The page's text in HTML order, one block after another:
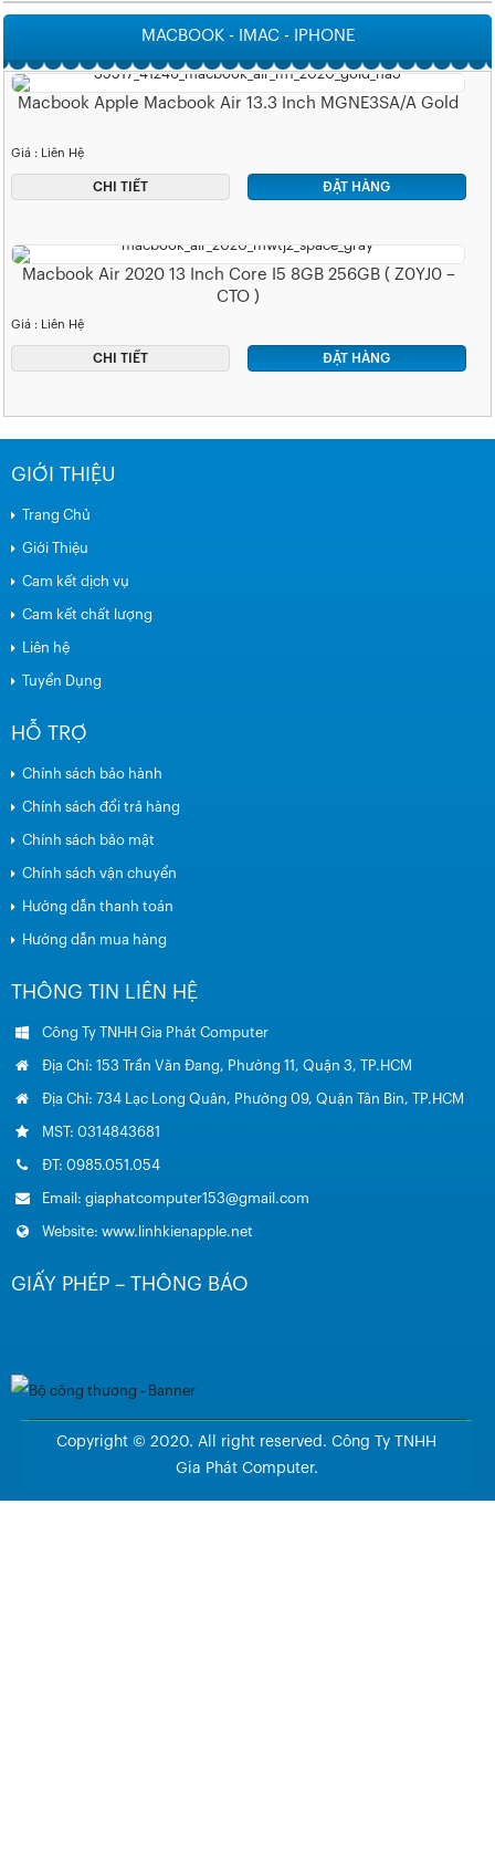
MACBOOK - IMAC - IPHONE
Macbook Apple Macbook Air 13.3 Inch MGNE3SA/A Gold
Giá : Liên Hệ
CHI TIẾT ĐẶT HÀNG
Macbook Air 2020 13 Inch Core I5 8GB 256GB ( Z0YJ0 –
CTO )
Giá : Liên Hệ
CHI TIẾT ĐẶT HÀNG
GIỚI THIỆU
Trang Chủ
Giới Thiệu
Cam kết dịch vụ
Cam kết chất lượng
Liên hệ
Tuyển Dụng
HỖ TRỢ
Chính sách bảo hành
Chính sách đổi trả hàng
Chính sách bảo mật
Chính sách vận chuyển
Hướng dẫn thanh toán
Hướng dẫn mua hàng
THÔNG TIN LIÊN HỆ
Công Ty TNHH Gia Phát Computer
Địa Chỉ: 153 Trần Văn Đang, Phường 11, Quận 3, TP.HCM
Địa Chỉ: 734 Lạc Long Quân, Phường 09, Quận Tân Bin, TP.HCM
MST: 0314843681
ĐT: 0985.051.054
Email: giaphatcomputer153@gmail.com
Website: www.linhkienapple.net
GIẤY PHÉP – THÔNG BÁO
Copyright © 2020. All right reserved. Công Ty TNHH
Gia Phát Computer.